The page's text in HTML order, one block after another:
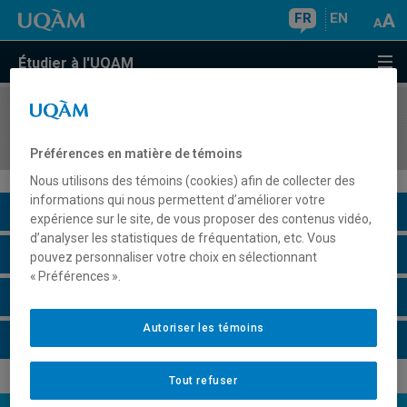
FR EN
Étudier à l'UQAM
COURS//
Description du cours
Horaire - Été 2026
Préférences en matière de témoins
Nous utilisons des témoins (cookies) afin de collecter des
informations qui nous permettent d’améliorer votre
expérience sur le site, de vous proposer des contenus vidéo,
d’analyser les statistiques de fréquentation, etc. Vous
pouvez personnaliser votre choix en sélectionnant
« Préférences ».
Tout refuser
Autoriser les témoins